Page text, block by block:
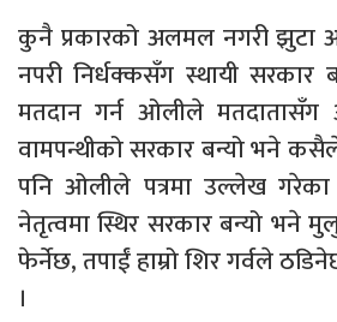
कुनै प्रकारको अलमल नगरी झुटा
नपरी निर्धक्कसँग स्थायी सरकार
मतदान गर्न ओलीले
वामपन्थीको सरकार बन्यो भने
पनि ओलीले पत्रमा उल्लेख गरेका
नेतृत्वमा स्थिर सरकार बन्यो
फेर्नेछ, तपाईं हाम्रो शिर गर्वले
।